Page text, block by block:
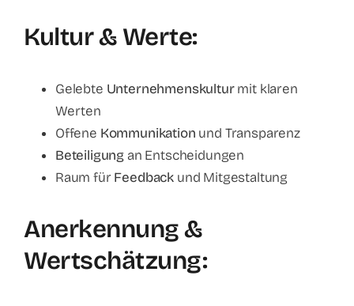
Kultur & Werte:
Gelebte Unternehmenskulturmit klaren
Werten
Offene Kommunikation und Transparenz
Beteiligung an Entscheidungen
Raum fürFeedback und Mitgestaltung
Anerkennung &
Wertschätzung: